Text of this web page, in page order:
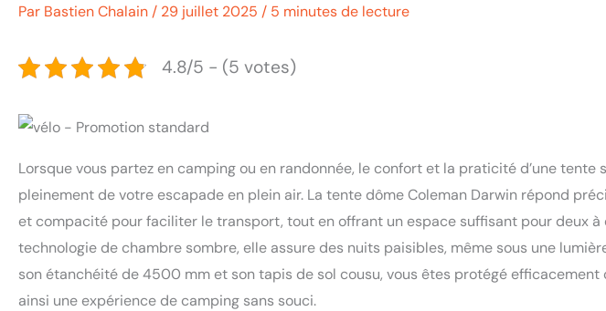
Par Bastien Chalain/ 29 juillet 2025 / 5 minutes de lecture
4.8/5 - (5 votes)
Lorsque vous partez en camping ou en randonnée, le confort et la praticité d’une
pleinement de votre escapade en plein air. La tente dôme Coleman Darwin répond
et compacité pour faciliter le transport, tout en offrant un espace suffisant pour deux à
technologie de chambre sombre, elle assure des nuits paisibles, même sous une
son étanchéité de 4500 mm et son tapis de sol cousu, vous êtes protégé
ainsi une expérience de camping sans souci.